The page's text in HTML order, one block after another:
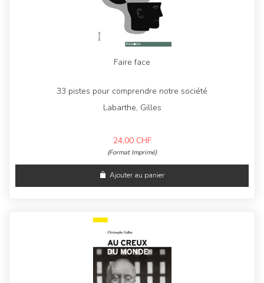
Faire face
33 pistes pour comprendre notre société
Labarthe, Gilles
24,00 CHF
(Format Imprimé)
Ajouter au panier